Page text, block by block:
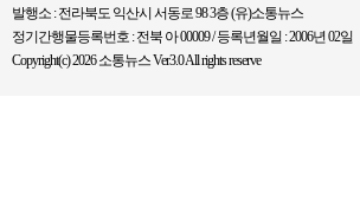
발행소 : 전라북도 익산시 서동로 98 3층 (유)소통뉴스
정기간행물등록번호 : 전북 아 00009 / 등록년월일 : 2006년 02일
Copyright(c) 2026 소통뉴스 Ver3.0 All rights reserve